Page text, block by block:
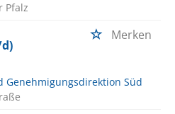
Pfalz
Merken
Genehmigungsdirektion Süd